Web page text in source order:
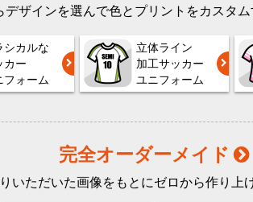
デザインを選んで色とプリントをカスタ
シカルな
カー
フォーム
立体ライン
加工サッカー
ユニフォーム
完全オーダーメイド
いただいた画像をもとにゼロから作り上